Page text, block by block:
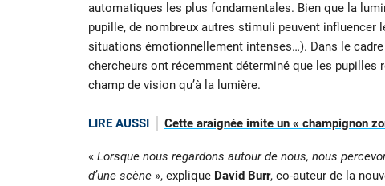
automatiques les plus fondamentales. Bien que la
pupille, de nombreux autres stimuli peuvent
situations émotionnellement intenses…). Dans le
chercheurs ont récemment déterminé que les pupilles
champ de vision qu’à la lumière.
LIRE AUSSI Cette araignée imite un « champignon
« Lorsque nous regardons autour de nous, nous
d’une scène», explique David Burr, co-auteur de la